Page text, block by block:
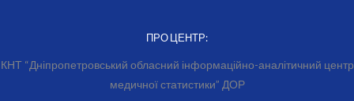
ПРО ЦЕНТР:
КНТ “Дніпропетровський обласний інформаційно-аналітичний центр
медичної статистики” ДОР